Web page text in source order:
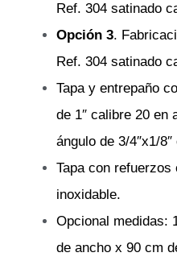
Ref. 304 satinado
Opción 3.
Ref. 304 satinado
Tapa y entrepaño
de 1″ calibre 20 en
ángulo de 3/4″x1/
Tapa con refuerzos
inoxidable.
Opcional medidas:
de ancho x 90 cm